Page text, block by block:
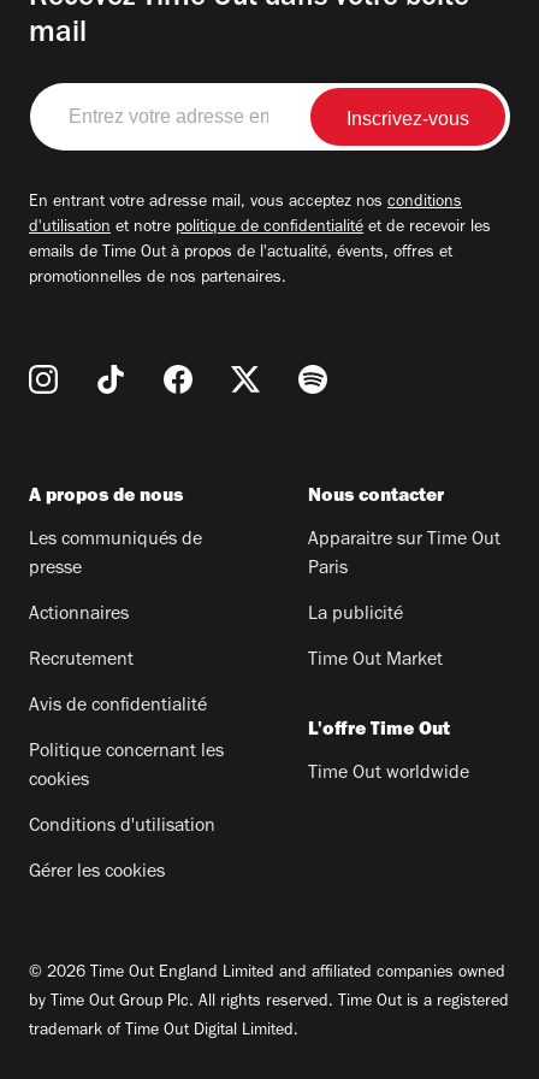
mail
Entrez
votre
adresse
En entrant votre adresse mail, vous acceptez nos conditions
d'utilisation et notre politique de confidentialité et de recevoir les
emails de Time Out à propos de l'actualité, évents, offres et
promotionnelles de nos partenaires.
A propos de nous
Les communiqués de
presse
Actionnaires
Recrutement
Avis de confidentialité
Politique concernant les
cookies
Conditions d'utilisation
Gérer les cookies
Nous contacter
Apparaitre sur Time Out
Paris
La publicité
Time Out Market
L'offre Time Out
Time Out worldwide
© 2026 Time Out England Limited and affiliated companies owned
by Time Out Group Plc. All rights reserved. Time Out is a registered
trademark of Time Out Digital Limited.